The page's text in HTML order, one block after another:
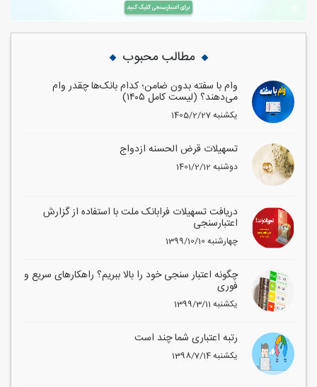
مطالب محبوب
وام با سفته بدون ضامن؛ کدام بانک‌ها چقدر وام
می‌دهند؟ (لیست کامل ۱۴۰۵)
1405/2/27 یکشنبه
تسهیلات قرض الحسنه ازدواج
1401/2/12 دوشنبه
دریافت تسهیلات فرابانک ملت با استفاده از گزارش
اعتبارسنجی
1399/10/10 چهارشنبه
چگونه اعتبار سنجی خود را بالا ببریم؟ راهکارهای سریع و
فوری
1399/3/11 یکشنبه
رتبه اعتباری شما چند است
1398/7/14 یکشنبه